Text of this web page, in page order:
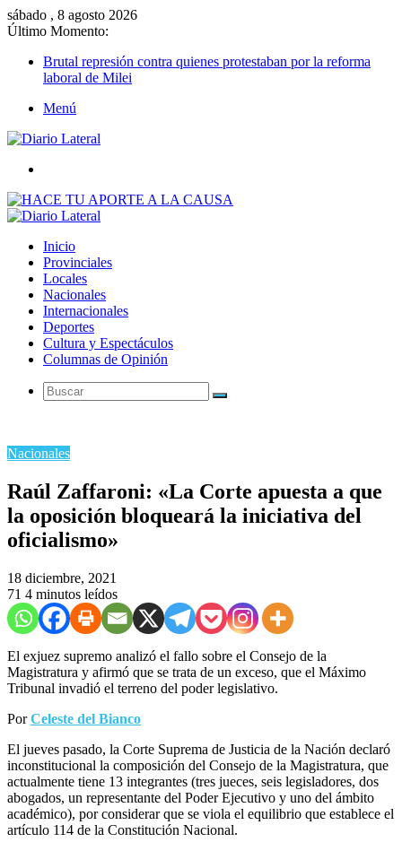
sábado , 8 agosto 2026
Último Momento:
Brutal represión contra quienes protestaban por la reforma
laboral de Milei
Menú
Inicio
Provinciales
Locales
Nacionales
Internacionales
Deportes
Cultura y Espectáculos
Columnas de Opinión
Buscar
Nacionales
Raúl Zaffaroni: «La Corte apuesta a que
la oposición bloqueará la iniciativa del
oficialismo»
18 diciembre, 2021
71 4 minutos leídos
El exjuez supremo analizó el fallo sobre el Consejo de la
Magistratura y afirmó que se trata de un exceso, que el Máximo
Tribunal invadió el terreno del poder legislativo.
PorCeleste del Bianco
El jueves pasado, la Corte Suprema de Justicia de la Nación declaró
inconstitucional la composición del Consejo de la Magistratura, que
actualmente tiene 13 integrantes (tres jueces, seis legisladores, dos
abogados, un representante del Poder Ejecutivo y uno del ámbito
académico), por considerar que se viola el equilibrio que establece el
artículo 114 de la Constitución Nacional.